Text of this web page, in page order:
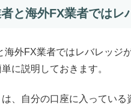
と海外FX業者ではレ
海外FX業者ではレバレッジ
に説明しておきます。
、自分の口座に入ってい